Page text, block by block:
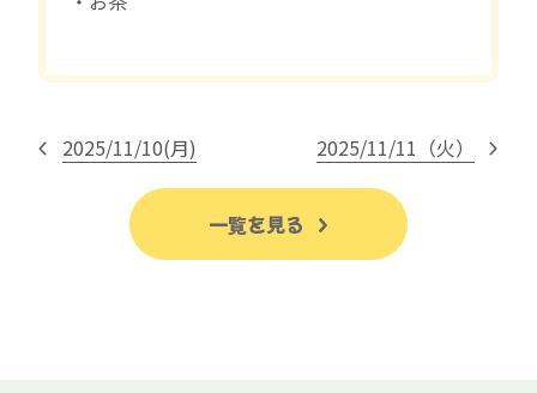
2025/11/10(月) 2025/11/11（火）
一覧を見る